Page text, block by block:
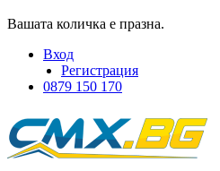
Вашата количка е празна.
Вход
Регистрация
0879 150 170